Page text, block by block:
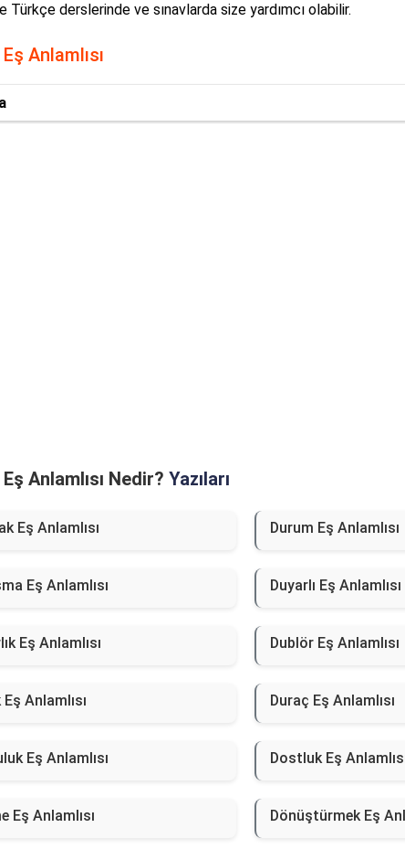
Türkçe derslerinde ve sınavlarda size yardımcı olabilir.
Anlamlısı
Eş Anlamlısı Nedir? Yazıları
Eş Anlamlısı Durum Eş Anlamlısı
Eş Anlamlısı Duyarlı Eş Anlamlısı
Eş Anlamlısı Dublör Eş Anlamlısı
Eş Anlamlısı Duraç Eş Anlamlısı
Eş Anlamlısı Dostluk Eş
Eş Anlamlısı Dönüştürmek Eş